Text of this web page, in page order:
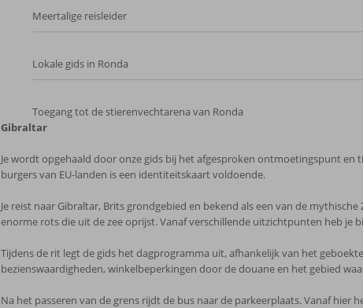
Meertalige reisleider
Lokale gids in Ronda
Toegang tot de stierenvechtarena van Ronda
Gibraltar
Je wordt opgehaald door onze gids bij het afgesproken ontmoetingspunt en
burgers van EU-landen is een identiteitskaart voldoende.
Je reist naar Gibraltar, Brits grondgebied en bekend als een van de
enorme rots die uit de zee oprijst. Vanaf verschillende uitzichtpunten heb je
Tijdens de rit legt de gids het dagprogramma uit, afhankelijk van het
bezienswaardigheden, winkelbeperkingen door de douane en het gebied
Na het passeren van de grens rijdt de bus naar de parkeerplaats. Vanaf hier